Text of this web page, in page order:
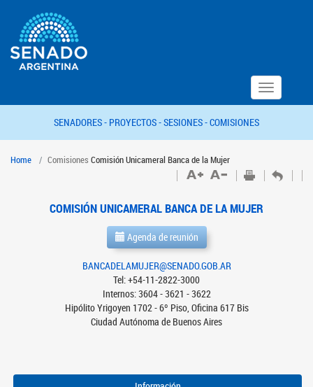
Toggle
navigation
SENADORES - PROYECTOS -SESIONES -COMISIONES
Home Comisiones Comisión Unicameral Banca de la Mujer
COMISIÓN UNICAMERAL BANCA DE LA MUJER
Agenda de reunión
BANCADELAMUJER@SENADO.GOB.AR
Tel: +54-11-2822-3000
Internos: 3604 - 3621 - 3622
Hipólito Yrigoyen 1702 - 6º Piso, Oficina 617 Bis
Ciudad Autónoma de Buenos Aires